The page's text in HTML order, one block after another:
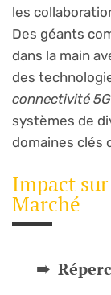
les
Des géants
dans la main
des
connectivité 5G
systèmes de
domaines clés
Impact
Marché